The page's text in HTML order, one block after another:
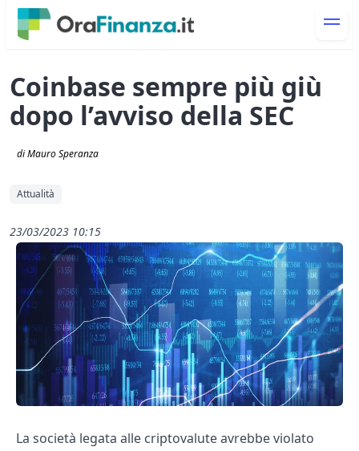
Coinbase sempre più giù
dopo l’avviso della SEC
di Mauro Speranza
Attualità
23/03/2023 10:15
La società legata alle criptovalute avrebbe violato